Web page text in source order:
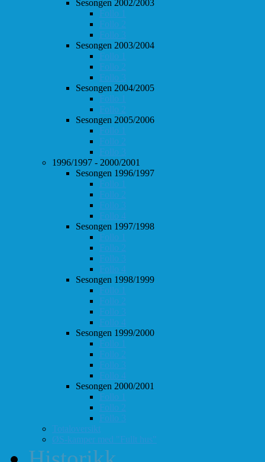
Sesongen 2002/2003
Follo 1
Follo 2
Follo 3
Sesongen 2003/2004
Follo 1
Follo 2
Follo 3
Sesongen 2004/2005
Follo 1
Follo 2
Sesongen 2005/2006
Follo 1
Follo 2
Follo 3
1996/1997 - 2000/2001
Sesongen 1996/1997
Follo 1
Follo 2
Follo 3
Follo 4
Sesongen 1997/1998
Follo 1
Follo 2
Follo 3
Follo 4
Sesongen 1998/1999
Follo 1
Follo 2
Follo 3
Follo 4
Sesongen 1999/2000
Follo 1
Follo 2
Follo 3
Follo 4
Sesongen 2000/2001
Follo 1
Follo 2
Follo 3
Totaloversikt
ØS-kamper med "Fullt hus"